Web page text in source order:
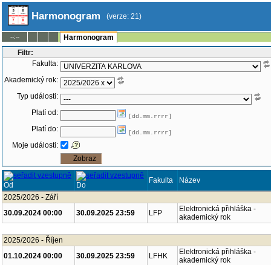
Harmonogram (verze: 21)
--:--
Harmonogram
Filtr:
Fakulta:
Akademický rok:
Typ události:
Platí od:
[dd.mm.rrrr]
Platí do: [dd.mm.rrrr]
Moje události:
Od Do
Fakulta
Název
2025/2026 - Září
30.09.2024 00:00
30.09.2025 23:59 LFP
Elektronická přihláška -
akademický rok
2025/2026 - Říjen
01.10.2024 00:00
30.09.2025 23:59 LFHK
Elektronická přihláška -
akademický rok